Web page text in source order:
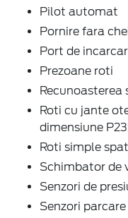
Pilot automat
Pornire fara
Port de
Prezoane roti
Roti cu jante
dimensiune
Roti simple
Schimbator de
Senzori de
Senzori